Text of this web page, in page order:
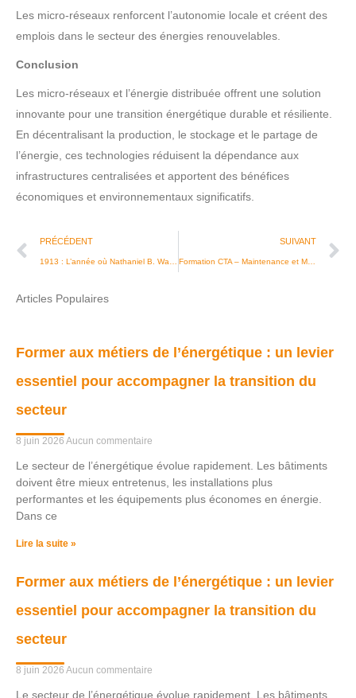
Les micro-réseaux renforcent l’autonomie locale et créent des
emplois dans le secteur des énergies renouvelables.
Conclusion
Les micro-réseaux et l’énergie distribuée offrent une solution
innovante pour une transition énergétique durable et résiliente.
En décentralisant la production, le stockage et le partage de
l’énergie, ces technologies réduisent la dépendance aux
infrastructures centralisées et apportent des bénéfices
économiques et environnementaux significatifs.
PRÉCÉDENT
1913 : L’année où Nathaniel B. Wales a changé la conservation des aliments pour toujours !
SUIVANT
Formation CTA – Maintenance et Mise en Service à l’IFFEN
Articles Populaires
Former aux métiers de l’énergétique : un levier
essentiel pour accompagner la transition du
secteur
8 juin 2026 Aucun commentaire
Le secteur de l’énergétique évolue rapidement. Les bâtiments
doivent être mieux entretenus, les installations plus
performantes et les équipements plus économes en énergie.
Dans ce
Lire la suite »
Former aux métiers de l’énergétique : un levier
essentiel pour accompagner la transition du
secteur
8 juin 2026 Aucun commentaire
Le secteur de l’énergétique évolue rapidement. Les bâtiments